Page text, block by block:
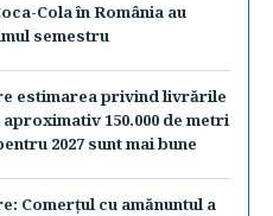
Cola în România au
semestru
estimarea privind livrările
150.000 de metri
2027 sunt mai bune
Comerţul cu amănuntul a